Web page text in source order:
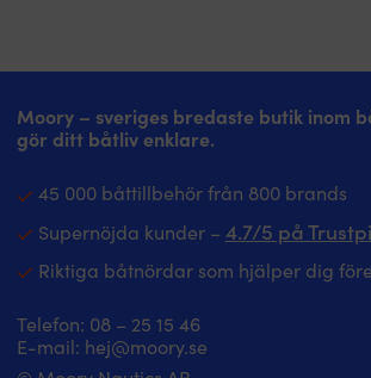
Moory – sveriges bredaste butik inom
gör ditt båtliv enklare.
45 000 båttillbehör från 800 brands
Supernöjda kunder – 4.7/5 på
Riktiga båtnördar som hjälper dig
Telefon: 08 – 25 15 46
E-mail: hej@moory.se